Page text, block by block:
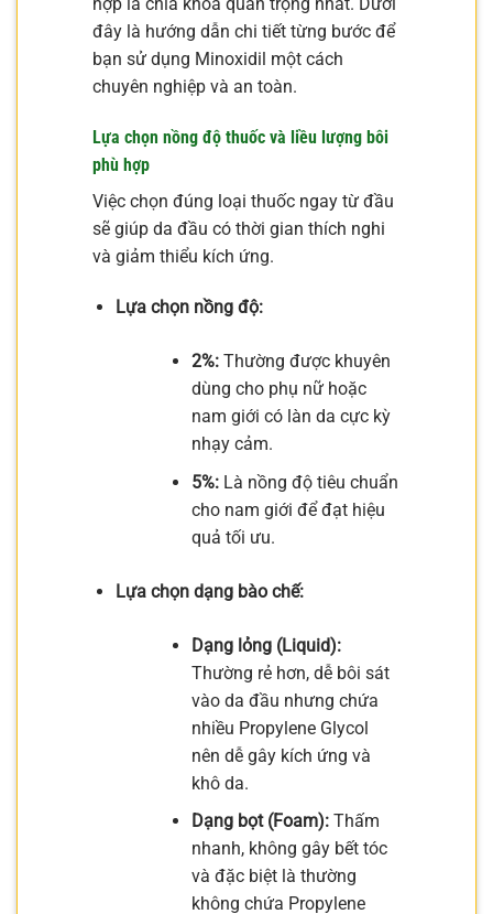
hợp là chìa khóa quan trọng nhất. Dưới
đây là hướng dẫn chi tiết từng bước để
bạn sử dụng Minoxidil một cách
chuyên nghiệp và an toàn.
Lựa chọn nồng độ thuốc và liều lượng bôi
phù hợp
Việc chọn đúng loại thuốc ngay từ đầu
sẽ giúp da đầu có thời gian thích nghi
và giảm thiểu kích ứng.
Lựa chọn nồng độ:
2%:Thường được khuyên
dùng cho phụ nữ hoặc
nam giới có làn da cực kỳ
nhạy cảm.
5%:Là nồng độ tiêu chuẩn
cho nam giới để đạt hiệu
quả tối ưu.
Lựa chọn dạng bào chế:
Dạng lỏng (Liquid):
Thường rẻ hơn, dễ bôi sát
vào da đầu nhưng chứa
nhiều Propylene Glycol
nên dễ gây kích ứng và
khô da.
Dạng bọt (Foam):Thấm
nhanh, không gây bết tóc
và đặc biệt là thường
không chứa Propylene